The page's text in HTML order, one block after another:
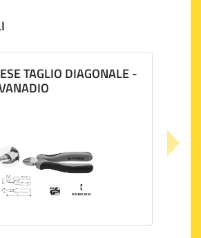
TAGLIO DIAGONALE -